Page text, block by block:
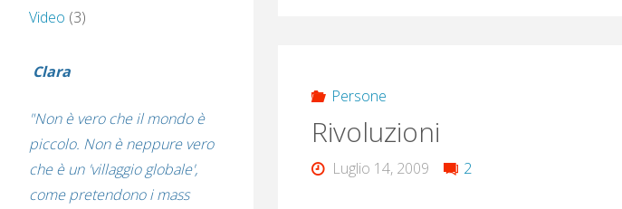
Persone
Rivoluzioni
Luglio 14, 2009 2
Video (3)
Clara
"Non è vero che il mondo è
piccolo. Non è neppure vero
che è un 'villaggio globale',
come pretendono i mass